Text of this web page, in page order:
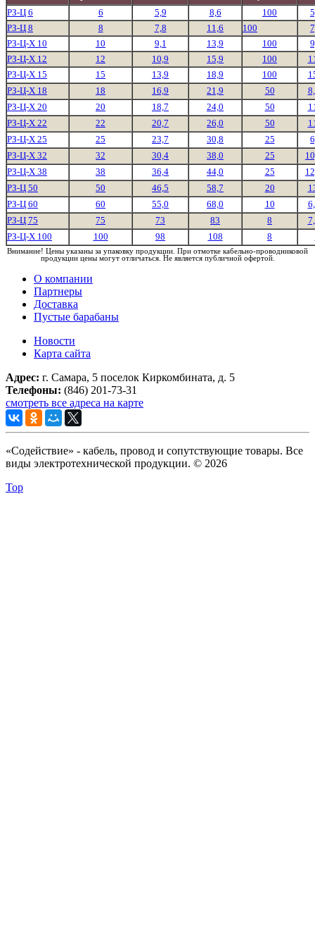
РЗ-Ц 6
6 5,9 8,6 100
РЗ-Ц 8
8 7,8 11,6 100
РЗ-Ц-Х 10
10 9,1 13,9 100
РЗ-Ц-Х 12
12 10,9 15,9 100
РЗ-Ц-Х 15
15 13,9 18,9 100
РЗ-Ц-Х 18
18 16,9 21,9 50
РЗ-Ц-Х 20
20 18,7 24,0 50
РЗ-Ц-Х 22
22 20,7 26,0 50
РЗ-Ц-Х 25
25 23,7 30,8 25
РЗ-Ц-Х 32
32 30,4 38,0 25
РЗ-Ц-Х 38
38 36,4 44,0 25
РЗ-Ц 50
50 46,5 58,7 20
РЗ-Ц 60
60 55,0 68,0 10
РЗ-Ц 75
75 73 83 8
РЗ-Ц-Х 100
100 98 108 8
Внимание! Цены указаны за упаковку продукции. При отмотке кабельно-проводниковой
продукции цены могут отличаться. Не является публичной офертой.
О компании
Партнеры
Доставка
Пустые барабаны
Новости
Карта сайта
Адрес: г. Самара, 5 поселок Киркомбината, д. 5
Телефоны: (846) 201-73-31
смотреть все адреса на карте
«Содействие» - кабель, провод и сопутствующие товары. Все
виды электротехнической продукции. © 2026
Top